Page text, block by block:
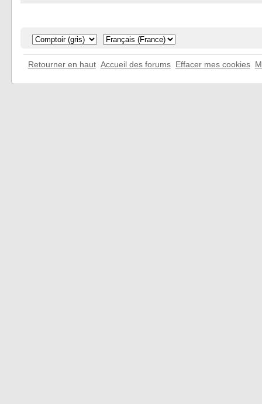
Retourner en haut Accueil des forums Effacer mes cookies